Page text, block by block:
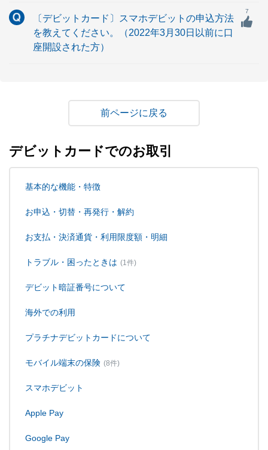
〔デビットカード〕スマホデビットの申込方法
を教えてください。（2022年3月30日以前に口
座開設された方）
7
戻る
デビットカードでのお取引
基本的な機能・特徴
お申込・切替・再発行・解約
お支払・決済通貨・利用限度額・明細
トラブル・困ったときは (1件)
デビット暗証番号について
海外での利用
プラチナデビットカードについて
モバイル端末の保険 (8件)
スマホデビット
Apple Pay
Google Pay